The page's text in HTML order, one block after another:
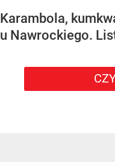
Karambola,
u Nawrockiego.